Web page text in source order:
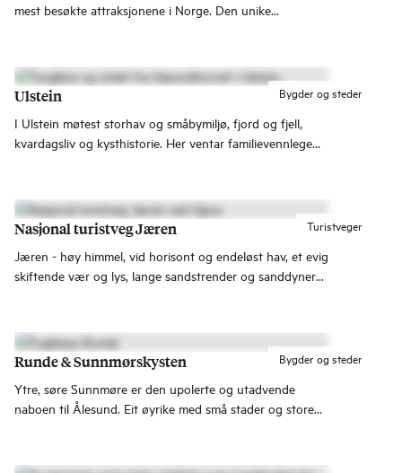
mest besøkte attraksjonene i Norge. Den unike
Bygder og steder
Ulstein
I Ulstein møtest storhav og småbymiljø, fjord og fjell,
kvardagsliv og kysthistorie. Her ventar familievennlege
Hareid og resten av vakre søre Sunnmøre.
Turistveger
Nasjonal turistveg Jæren
Jæren - høy himmel, vid horisont og endeløst hav, et evig
skiftende vær og lys, lange sandstrender og sanddyner
Bygder og steder
Runde & Sunnmørskysten
Ytre, søre Sunnmøre er den upolerte og utadvende
naboen til Ålesund. Eit øyrike med små stader og store